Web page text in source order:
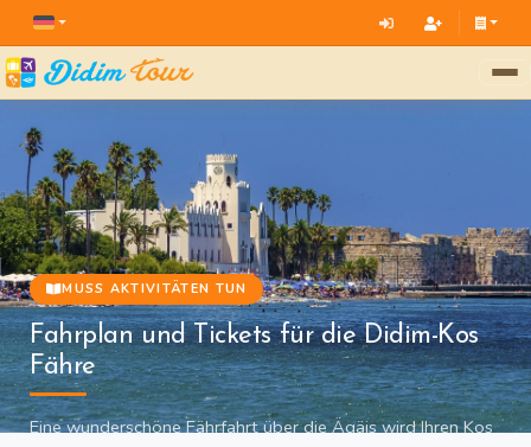
MUSS AKTIVITÄTEN TUN
Fahrplan und Tickets für die Didim-Kos
Fähre
Eine wunderschöne Fährfahrt über die Ägäis wird Ihren Kos